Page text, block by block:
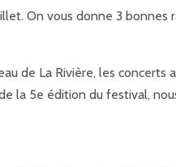
On vous donne 3
de La Rivière, les
la 5e édition du festival,